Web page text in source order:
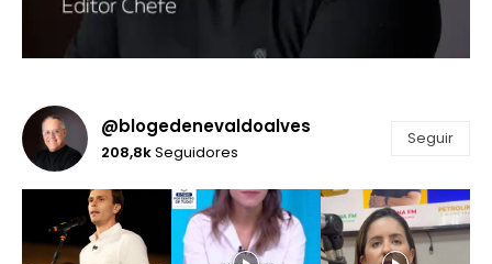
@blogedenevaldoalves
208,8kSeguidores
Seguir